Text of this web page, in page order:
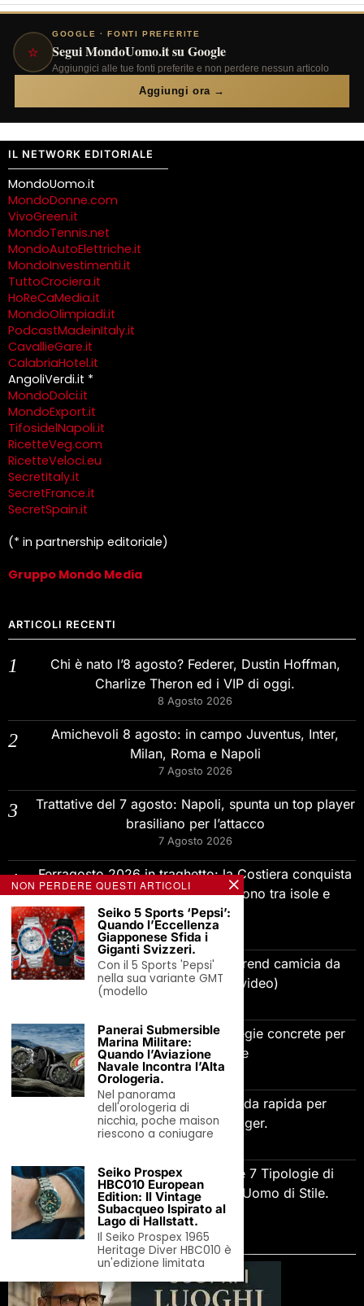
⭐
GOOGLE · FONTI PREFERITE
Segui MondoUomo.it su Google
Aggiungici alle tue fonti preferite e non perdere nessun articolo
Aggiungi ora →
IL NETWORK EDITORIALE
MondoUomo.it
MondoDonne.com
VivoGreen.it
MondoTennis.net
MondoAutoElettriche.it
MondoInvestimenti.it
TuttoCrociera.it
HoReCaMedia.it
MondoOlimpiadi.it
PodcastMadeinItaly.it
CavallieGare.it
CalabriaHotel.it
AngoliVerdi.it *
MondoDolci.it
MondoExport.it
TifosidelNapoli.it
RicetteVeg.com
RicetteVeloci.eu
SecretItaly.it
SecretFrance.it
SecretSpain.it
(* in partnership editoriale)
Gruppo Mondo Media
ARTICOLI RECENTI
Chi è nato l’8 agosto? Federer, Dustin Hoffman,
Charlize Theron ed i VIP di oggi.
8 Agosto 2026
Amichevoli 8 agosto: in campo Juventus, Inter,
Milan, Roma e Napoli
7 Agosto 2026
Trattative del 7 agosto: Napoli, spunta un top player
brasiliano per l’attacco
7 Agosto 2026
Ferragosto 2026 in traghetto: la Costiera conquista
gli stranieri, gli italiani si dividono tra isole e
Albania.
7 Agosto 2026
Relaxed Fit o Slim Fit? Quale il trend camicia da
uomo estate 2026? (video)
Come gestire la gelosia: 5 strategie concrete per
relazioni più sane
7 Agosto 2026
Adaptive Leadership e AI: guida rapida per
imprenditori e manager.
7 Agosto 2026
L’Arte delle Scarpe Eleganti: Le 7 Tipologie di
Calzature Indispensabili per l’Uomo di Stile.
7 Agosto 2026
SCOPRI LA DIRECTORY
NON PERDERE QUESTI ARTICOLI
Seiko 5 Sports ‘Pepsi’:
Quando l’Eccellenza
Giapponese Sfida i
Giganti Svizzeri.
Con il 5 Sports 'Pepsi'
nella sua variante GMT
(modello
Panerai Submersible
Marina Militare:
Quando l’Aviazione
Navale Incontra l’Alta
Orologeria.
Nel panorama
dell'orologeria di
nicchia, poche maison
riescono a coniugare
Seiko Prospex
HBC010 European
Edition: Il Vintage
Subacqueo Ispirato al
Lago di Hallstatt.
Il Seiko Prospex 1965
Heritage Diver HBC010 è
un'edizione limitata